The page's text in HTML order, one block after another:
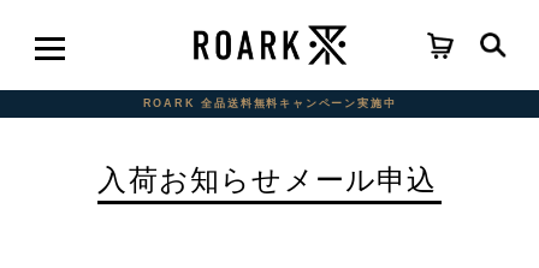
ROARK 全品送料無料キャンペーン実施中
入荷お知らせメール申込